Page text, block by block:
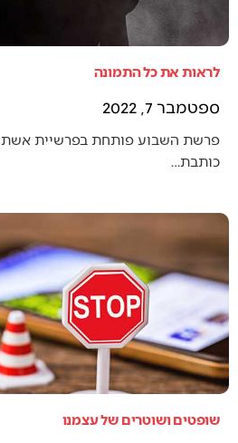
לראות את כל התמונה
ספטמבר 7, 2022
פרשת השבוע פותחת בפרשיית אשת
כותבת…
שופטים ושוטרים של עצמנו